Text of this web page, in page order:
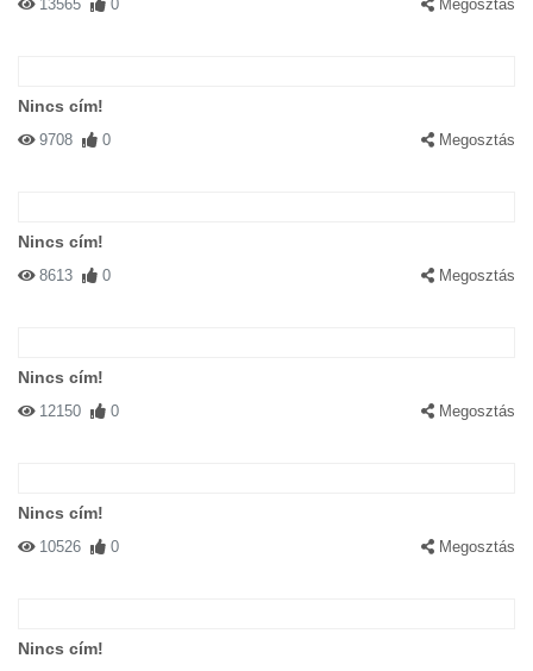
13565 0 Megosztás
Nincs cím!
9708 0 Megosztás
Nincs cím!
8613 0 Megosztás
Nincs cím!
12150 0 Megosztás
Nincs cím!
10526 0 Megosztás
Nincs cím!